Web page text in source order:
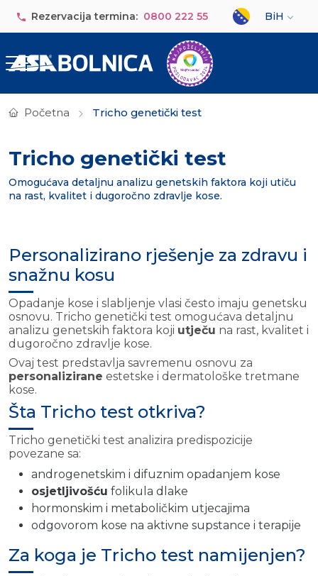
Rezervacija termina: 0800 222 55
Select your
BiH
Početna Tricho genetički test
Tricho genetički test
Omogućava detaljnu analizu genetskih faktora koji utiču
na rast, kvalitet i dugoročno zdravlje kose.
Personalizirano rješenje za zdravu i
snažnu kosu
Opadanje kose i slabljenje vlasi često imaju genetsku
osnovu. Tricho genetički test omogućava detaljnu
analizu genetskih faktora koji utječu na rast, kvalitet i
dugoročno zdravlje kose.
Ovaj test predstavlja savremenu osnovu za
personalizirane estetske i dermatološke tretmane
kose.
Šta Tricho test otkriva?
Tricho genetički test analizira predispozicije
povezane sa:
androgenetskim i difuznim opadanjem kose
osjetljivošću folikula dlake
hormonskim i metaboličkim utjecajima
odgovorom kose na aktivne supstance i terapije
Za koga je Tricho test namijenjen?